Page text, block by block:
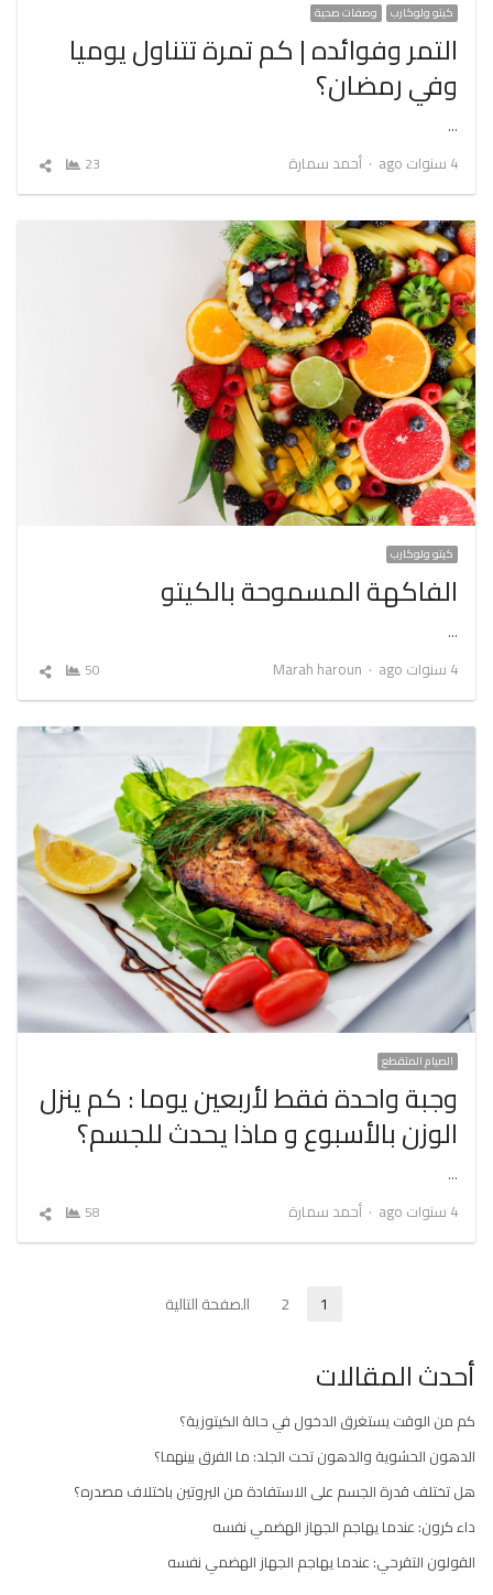
كيتو ولوكارب وصفات صحية
التمر وفوائده | كم تمرة تتناول يوميا
وفي رمضان؟
…
4 سنوات ago
Author
أحمد سمارة 23
شارك
كيتو ولوكارب
الفاكهة المسموحة بالكيتو
…
4 سنوات ago
Author
Marah haroun
50
شارك
الصيام المتقطع
وجبة واحدة فقط لأربعين يوما : كم ينزل
الوزن بالأسبوع و ماذا يحدث للجسم؟
…
4 سنوات ago
Author
أحمد سمارة 58
شارك
المقالات
Page 1
Page 2 الصفحة التالية
أحدث المقالات
كم من الوقت يستغرق الدخول في حالة الكيتوزية؟
الدهون الحشوية والدهون تحت الجلد: ما الفرق بينهما؟
هل تختلف قدرة الجسم على الاستفادة من البروتين باختلاف مصدره؟
داء كرون: عندما يهاجم الجهاز الهضمي نفسه
القولون التقرحي: عندما يهاجم الجهاز الهضمي نفسه